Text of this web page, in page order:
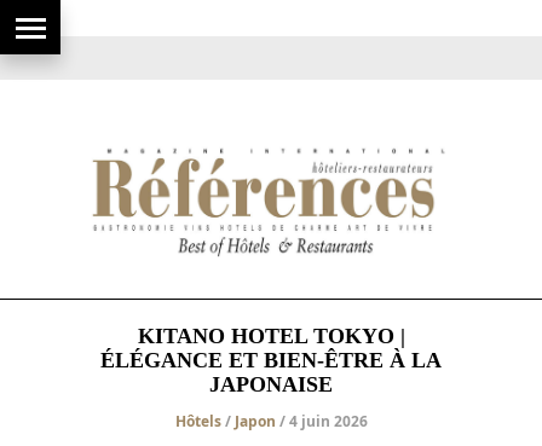
KITANO HOTEL TOKYO |
ÉLÉGANCE ET BIEN-ÊTRE À LA
JAPONAISE
Hôtels/ Japon / 4 juin 2026